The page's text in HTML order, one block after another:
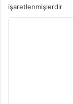
işaretlenmişlerdir